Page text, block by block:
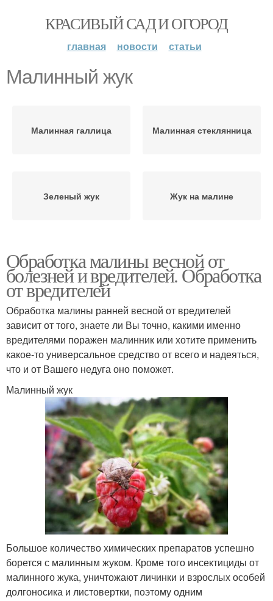
КРАСИВЫЙ САД И ОГОРОД
главная новости статьи
Малинный жук
Малинная галлица Малинная стеклянница
Зеленый жук Жук на малине
Обработка малины весной от
болезней и вредителей. Обработка
от вредителей
Обработка малины ранней весной от вредителей
зависит от того, знаете ли Вы точно, какими именно
вредителями поражен малинник или хотите применить
какое-то универсальное средство от всего и надеяться,
что и от Вашего недуга оно поможет.
Малинный жук
Большое количество химических препаратов успешно
борется с малинным жуком. Кроме того инсектициды от
малинного жука, уничтожают личинки и взрослых особей
долгоносика и листовертки, поэтому одним